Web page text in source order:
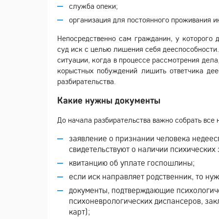
служба опеки;
организация для постоянного проживания
Непосредственно сам гражданин, у которого
суд иск с целью лишения себя
ситуации, когда в процессе рассмотрения
корыстных побуждений лишить ответчика
разбирательства.
Какие нужны документы
До начала разбирательства важно собрать
заявление о признании человека
свидетельствуют о наличии
квитанцию об уплате госпошлины;
если иск направляет родственник, то
документы, подтверждающие
психоневрологических диспансеров,
карт);